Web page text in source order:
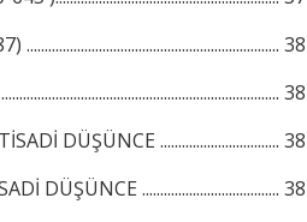
38
38
DÜŞÜNCE ................................. 38
DÜŞÜNCE ...................................... 38